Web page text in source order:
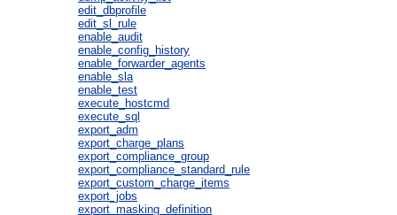
edit_dbprofile
edit_sl_rule
enable_audit
enable_config_history
enable_forwarder_agents
enable_sla
enable_test
execute_hostcmd
execute_sql
export_adm
export_charge_plans
export_compliance_group
export_compliance_standard_rule
export_custom_charge_items
export_jobs
export_masking_definition